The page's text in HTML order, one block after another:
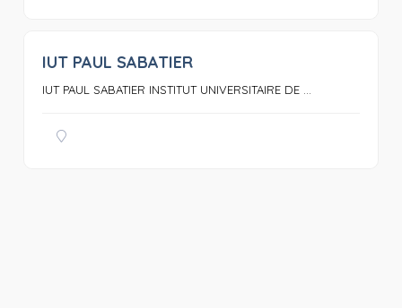
IUT PAUL SABATIER
IUT PAUL SABATIER INSTITUT UNIVERSITAIRE DE ...